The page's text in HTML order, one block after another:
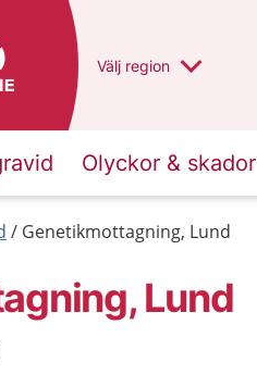
Du har valt region
Välj en annan
region
Olyckor & skador
Genetikmottagning, Lund
Lund